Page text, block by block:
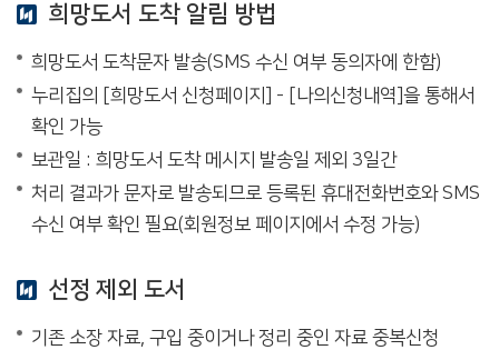
희망도서 도착 알림 방법
희망도서 도착문자 발송(SMS 수신 여부 동의자에 한함)
누리집의 [희망도서 신청페이지] - [나의신청내역]을 통해서
확인 가능
보관일 : 희망도서 도착 메시지 발송일 제외 3일간
처리 결과가 문자로 발송되므로 등록된 휴대전화번호와 SMS
수신 여부 확인 필요(회원정보 페이지에서 수정 가능)
선정 제외 도서
기존 소장 자료, 구입 중이거나 정리 중인 자료 중복신청